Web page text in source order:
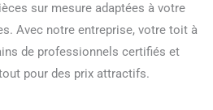
sur mesure adaptées à votre
Avec notre entreprise, votre toit à
de professionnels certifiés et
pour des prix attractifs.